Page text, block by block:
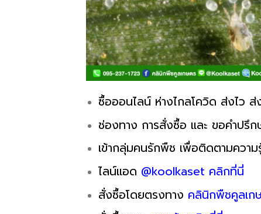
ซื้อออนไลน์ ห่างไกลโควิด ส่งไว
ช่องทาง การสั่งซื้อ และ ขอคำปรึ
เข้ากลุ่มคนรักพืช เพื่อติดตามความ
ไลน์แอด @koolkaset คลิกที่นี่
สั่งซื้อโดยตรงทาง คลินิกพืชคูลเ